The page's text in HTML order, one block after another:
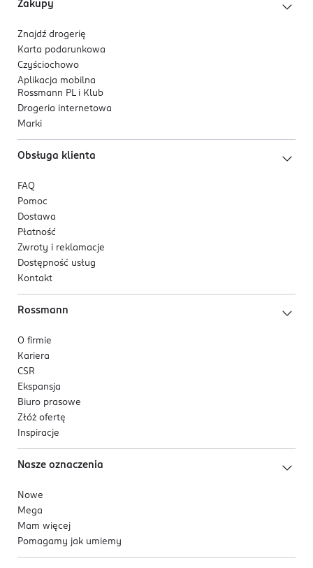
Zakupy
Znajdź drogerię
Karta podarunkowa
Czyściochowo
Aplikacja mobilna
Rossmann PL i Klub
Drogeria internetowa
Marki
Obsługa klienta
FAQ
Pomoc
Dostawa
Płatność
Zwroty i reklamacje
Dostępność usług
Kontakt
Rossmann
O firmie
Kariera
CSR
Ekspansja
Biuro prasowe
Złóż ofertę
Inspiracje
Nasze oznaczenia
Nowe
Mega
Mam więcej
Pomagamy jak umiemy